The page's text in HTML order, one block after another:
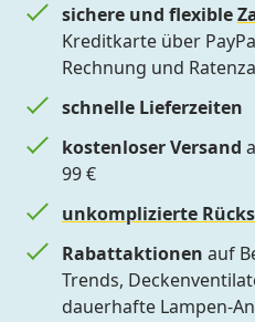
sichere und flexible
Kreditkarte über
Rechnung und
schnelle Lieferzeiten
kostenloser Versand
99 €
unkomplizierte
Rabattaktionen auf
Trends,
dauerhafte Lampen-